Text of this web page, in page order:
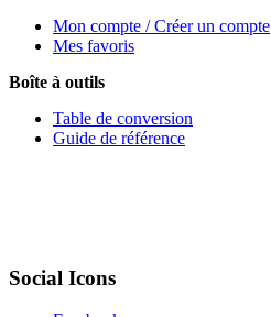
Mon compte / Créer un compte
Mes favoris
Boîte à outils
Table de conversion
Guide de référence
Social Icons